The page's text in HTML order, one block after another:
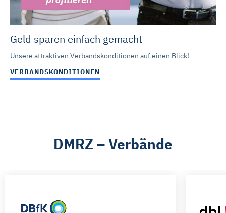
Geld sparen einfach gemacht
Unsere attraktiven Verbandskonditionen auf einen Blick!
VERBANDSKONDITIONEN
DMRZ – Verbände